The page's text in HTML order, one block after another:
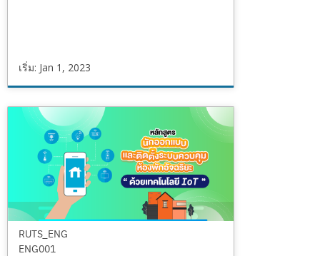
เริ่ม: Jan 1, 2023
FMT002
เริ่มJan
1,
2023
RUTS_ENG
ENG001